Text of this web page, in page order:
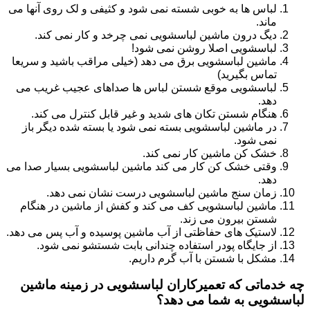
لباس ها به خوبی شسته نمی شود و کثیفی و لک روی آنها می
ماند.
دیگ درون ماشین لباسشویی نمی چرخد و کار نمی کند.
لباسشویی اصلا روشن نمی شود!
ماشین لباسشویی برق می دهد (خیلی مراقب باشید و سریعا
تماس بگیرید)
لباسشویی موقع شستن لباس ها صداهای عجیب غریب می
دهد.
هنگام شستن تکان های شدید و غیر قابل کنترل می کند.
در ماشین لباسشویی بسته نمی شود یا بسته شده دیگر باز
نمی شود.
خشک کن ماشین کار نمی کند.
وقتی خشک کن کار می کند ماشین لباسشویی بسیار صدا می
دهد.
زمان سنج ماشین لباسشویی درست نشان نمی دهد.
ماشین لباسشویی کف می کند و کفش از ماشین در هنگام
شستن بیرون می زند.
لاستیک های حفاظتی از آب ماشین پوسیده و آب پس می دهد.
از جایگاه پودر استفاده چندانی بابت شستشو نمی شود.
مشکل با شستن با آب گرم داریم.
چه خدماتی که تعمیرکاران لباسشویی در زمینه ماشین
لباسشویی به شما می دهد؟